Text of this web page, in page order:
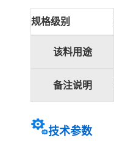
规格级别
该料用途
备注说明
技术参数